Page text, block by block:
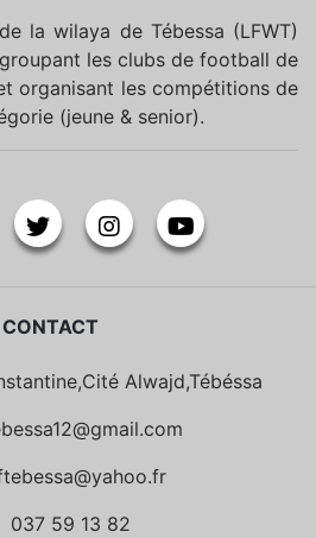
la wilaya de Tébessa (LFWT)
les clubs de football de
organisant les compétitions de
(jeune & senior).
CONTACT
Alwajd,Tébéssa
037 59 13 82